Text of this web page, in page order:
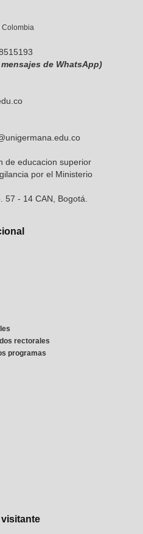
Colombia
de WhatsApp)
de educacion superior
por el Ministerio
57 - 14 CAN, Bogotá.
rectorales
programas
visitante